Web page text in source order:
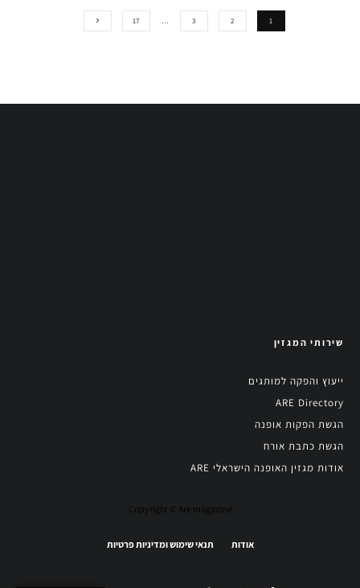
1
2
3
…
17
שירותי המגזין
ייעוץ והפקה למותגים
ARE Directory
הגשת הפקות אופנה
הגשת כתבת אורח
אודות מגזין האופנה הישראלי ARE
Copyright © Are magazine
אודות תנאי שימוש ומדיניות פרטיות